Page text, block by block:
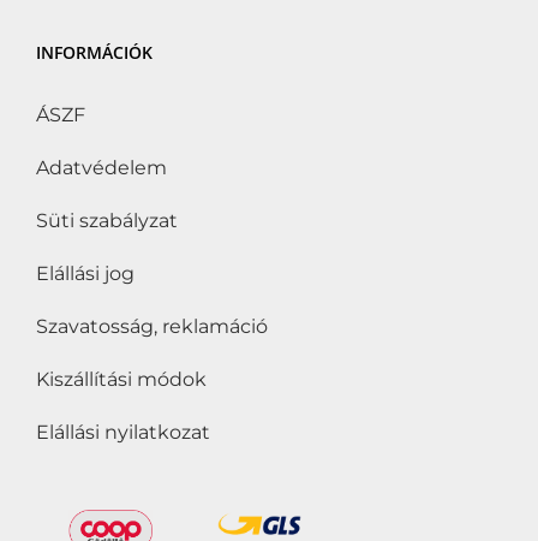
Lisztérzékenyek is
Suitable for Vegans
Tejcukor-érzékenyek is
fogyaszthatják(28)
Vegetáriánusok is
Termékkategóriák
INFORMÁCIÓK
ÁSZF
Adatvédelem
Süti szabályzat
Elállási jog
Szavatosság, reklamáció
Kiszállítási módok
Elállási nyilatkozat